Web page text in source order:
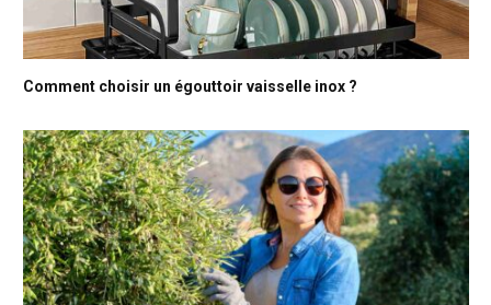
Comment choisir un égouttoir vaisselle inox ?